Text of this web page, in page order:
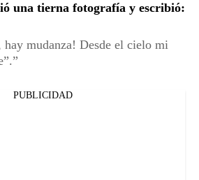
una tierna fotografía y escribió:
hay mudanza! Desde el cielo mi
PUBLICIDAD